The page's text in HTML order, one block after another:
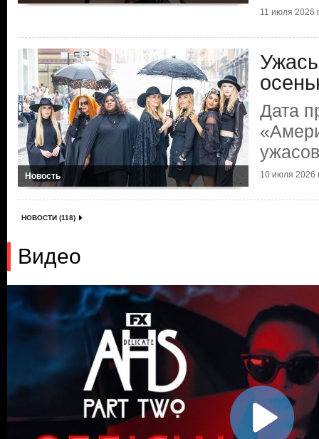
11 июля 2026
Новость
Дата
10 июля 2026
НОВОСТИ (118)
Видео